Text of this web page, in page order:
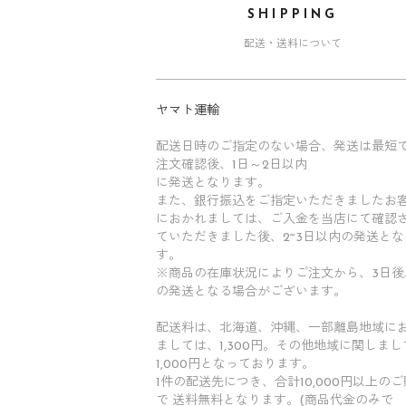
SHIPPING
配送・送料について
ヤマト運輸
配送日時のご指定のない場合、発送は最短
注文確認後、1日～2日以内
に発送となります。
また、銀行振込をご指定いただきましたお
におかれましては、ご入金を当店にて確認
ていただきました後、2~3日以内の発送とな
す。
※商品の在庫状況によりご注文から、3日
の発送となる場合がございます。
配送料は、北海道、沖縄、一部離島地域に
ましては、1,300円。その他地域に関しまし
1,000円となっております。
1件の配送先につき、合計10,000円以上のご
で 送料無料となります。(商品代金のみで